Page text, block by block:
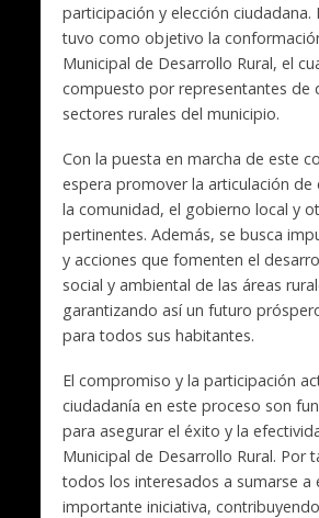
participación y elección ciudadana.
tuvo como objetivo la
Municipal de Desarrollo Rural, el
compuesto por representantes de
sectores rurales del municipio.
Con la puesta en marcha de este
espera promover la articulación de
la comunidad, el gobierno local y
pertinentes. Además, se busca
y acciones que fomenten el
social y ambiental de las áreas
garantizando así un futuro
para todos sus habitantes.
El compromiso y la participación
ciudadanía en este proceso son
para asegurar el éxito y la
Municipal de Desarrollo Rural. Por
todos los interesados a sumarse a
importante iniciativa,